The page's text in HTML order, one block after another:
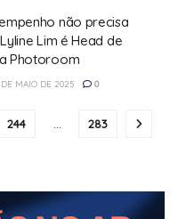
não precisa
Lim é Head de
Photoroom
MAIO DE 2025 0
244 283